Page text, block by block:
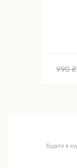
990 ₴
Будьте в